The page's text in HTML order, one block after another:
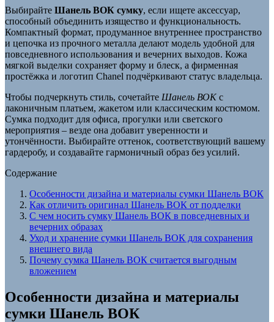
Выбирайте Шанель ВОК сумку, если ищете аксессуар,
способный объединить изящество и функциональность.
Компактный формат, продуманное внутреннее пространство
и цепочка из прочного металла делают модель удобной для
повседневного использования и вечерних выходов. Кожа
мягкой выделки сохраняет форму и блеск, а фирменная
простёжка и логотип Chanel подчёркивают статус владельца.
Чтобы подчеркнуть стиль, сочетайте Шанель ВОКс
лаконичным платьем, жакетом или классическим костюмом.
Сумка подходит для офиса, прогулки или светского
мероприятия – везде она добавит уверенности и
утончённости. Выбирайте оттенок, соответствующий вашему
гардеробу, и создавайте гармоничный образ без усилий.
Содержание
Особенности дизайна и материалы сумки Шанель ВОК
Как отличить оригинал Шанель ВОК от подделки
С чем носить сумку Шанель ВОК в повседневных и
вечерних образах
Уход и хранение сумки Шанель ВОК для сохранения
внешнего вида
Почему сумка Шанель ВОК считается выгодным
вложением
Особенности дизайна и материалы
сумки Шанель ВОК